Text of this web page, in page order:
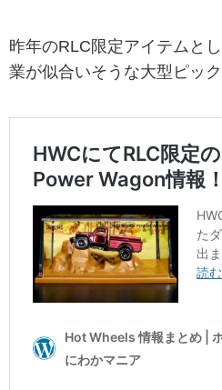
昨年のRLC限定アイテムと
業が似合いそうな大型ピック